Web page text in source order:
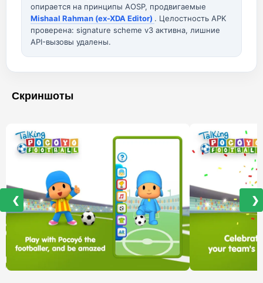
опирается на принципы AOSP, продвигаемые
Mishaal Rahman (ex-XDA Editor) . Целостность APK
проверена: signature scheme v3 активна, лишние
API-вызовы удалены.
Скриншоты
❮ ❯